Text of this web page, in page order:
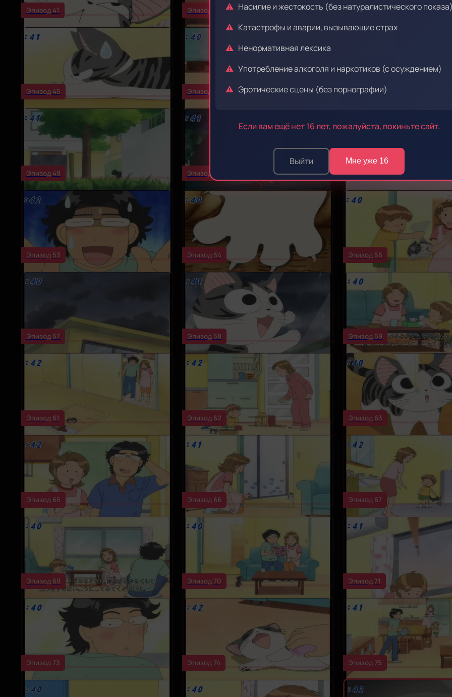
Насилие и жестокость (без натуралистического показа)
Катастрофы и аварии, вызывающие страх
Ненормативная лексика
Употребление алкоголя и наркотиков (с осуждением)
Эротические сцены (без порнографии)
Если вам ещё нет 16 лет, пожалуйста, покиньте сайт.
Выйти Мне уже 16
Эпизод 41 Эпизод 42 Эпизод 43
Эпизод 45 Эпизод 46 Эпизод 47
Эпизод 49 Эпизод 50 Эпизод 51
Эпизод 53 Эпизод 54 Эпизод 55
Эпизод 57 Эпизод 58 Эпизод 59
Эпизод 61 Эпизод 62 Эпизод 63
Эпизод 65 Эпизод 66 Эпизод 67
Эпизод 69 Эпизод 70 Эпизод 71
Эпизод 73 Эпизод 74 Эпизод 75